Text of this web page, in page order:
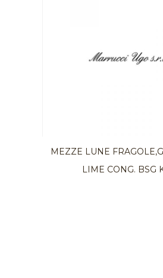
MEZZE LUNE
LIME CONG. BSG